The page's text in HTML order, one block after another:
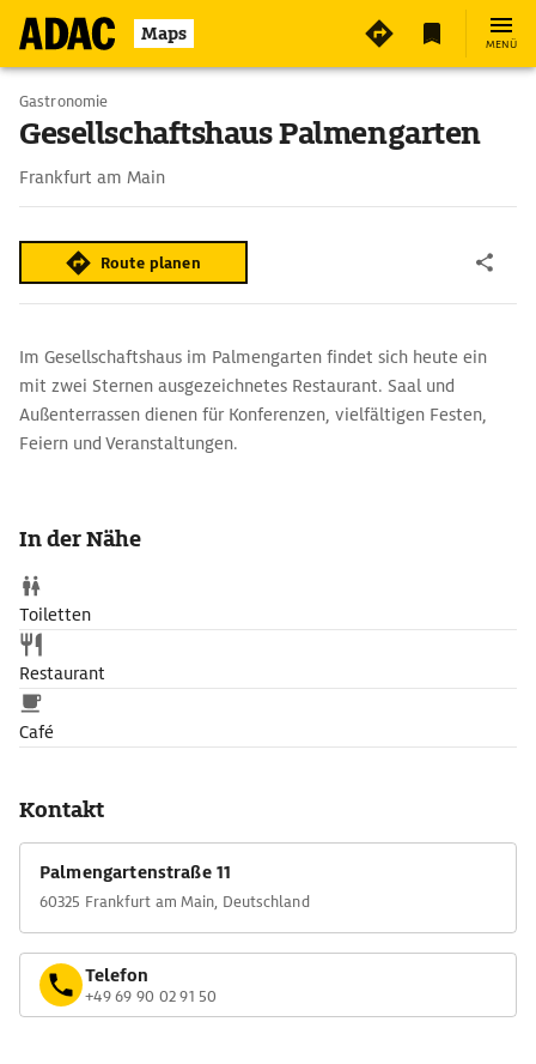
Maps MENÜ
Gastronomie
Gesellschaftshaus Palmengarten
Frankfurt am Main
Route planen
Im Gesellschaftshaus im Palmengarten findet sich heute ein
mit zwei Sternen ausgezeichnetes Restaurant. Saal und
Außenterrassen dienen für Konferenzen, vielfältigen Festen,
Feiern und Veranstaltungen.
In der Nähe
Toiletten
Restaurant
Café
Kontakt
Palmengartenstraße 11
60325 Frankfurt am Main, Deutschland
Telefon
+49 69 90 02 91 50